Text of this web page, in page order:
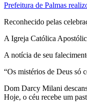
Prefeitura de Palmas
Reconhecido pelas
A Igreja Católica
A notícia de seu
“Os mistérios de Deus só
Dom Darcy Milani
Hoje, o céu recebe um